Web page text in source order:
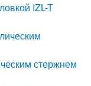
IZL-T
стержнем